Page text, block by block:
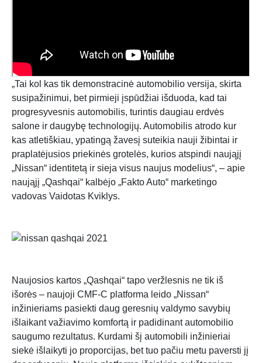
„Tai kol kas tik demonstracinė automobilio versija, skirta
susipažinimui, bet pirmieji įspūdžiai išduoda, kad tai
progresyvesnis automobilis, turintis daugiau erdvės
salone ir daugybę technologijų. Automobilis atrodo kur
kas atletiškiau, ypatingą žavesį suteikia nauji žibintai ir
praplatėjusios priekinės grotelės, kurios atspindi naująjį
„Nissan“ identitetą ir sieja visus naujus modelius“, – apie
naująjį „Qashqai“ kalbėjo „Fakto Auto“ marketingo
vadovas Vaidotas Kviklys.
Naujosios kartos „Qashqai“ tapo veržlesnis ne tik iš
išorės – naujoji CMF-C platforma leido „Nissan“
inžinieriams pasiekti daug geresnių valdymo savybių
išlaikant važiavimo komfortą ir padidinant automobilio
saugumo rezultatus. Kurdami šį automobili inžinieriai
siekė išlaikyti jo proporcijas, bet tuo pačiu metu paversti jį